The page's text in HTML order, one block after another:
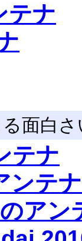
テナ
面白
テナ
ンテナ
アン